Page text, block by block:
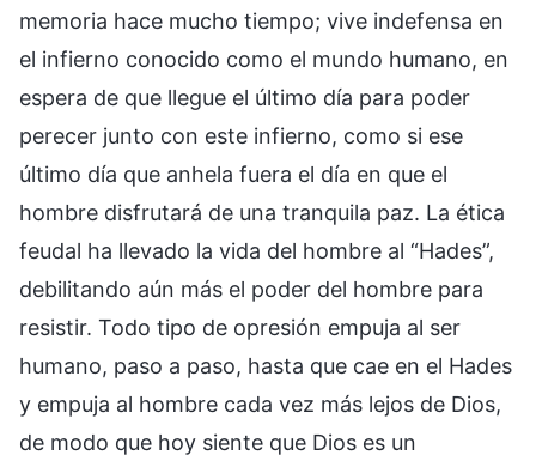
memoria hace mucho tiempo; vive indefensa en
el infierno conocido como el mundo humano, en
espera de que llegue el último día para poder
perecer junto con este infierno, como si ese
último día que anhela fuera el día en que el
hombre disfrutará de una tranquila paz. La ética
feudal ha llevado la vida del hombre al “Hades”,
debilitando aún más el poder del hombre para
resistir. Todo tipo de opresión empuja al ser
humano, paso a paso, hasta que cae en el Hades
y empuja al hombre cada vez más lejos de Dios,
de modo que hoy siente que Dios es un